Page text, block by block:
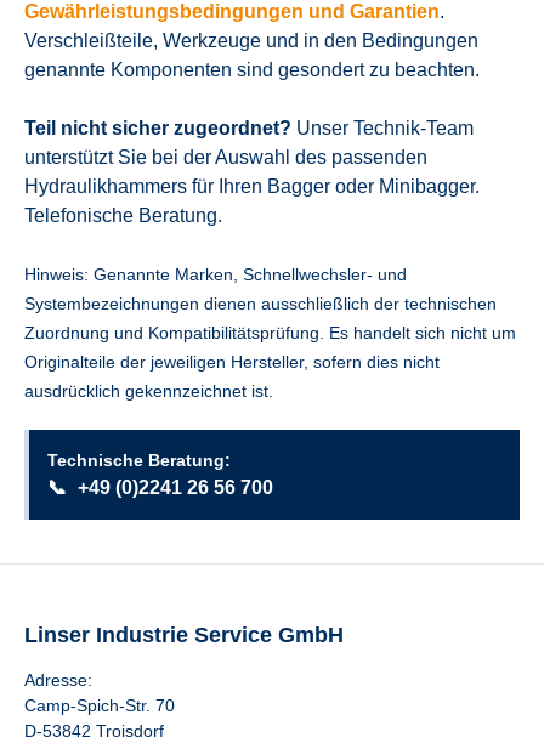
Gewährleistungsbedingungen und Garantien.
Verschleißteile, Werkzeuge und in den Bedingungen
genannte Komponenten sind gesondert zu beachten.
Teil nicht sicher zugeordnet? Unser Technik-Team
unterstützt Sie bei der Auswahl des passenden
Hydraulikhammers für Ihren Bagger oder Minibagger.
Telefonische Beratung.
Hinweis: Genannte Marken, Schnellwechsler- und
Systembezeichnungen dienen ausschließlich der technischen
Zuordnung und Kompatibilitätsprüfung. Es handelt sich nicht um
Originalteile der jeweiligen Hersteller, sofern dies nicht
ausdrücklich gekennzeichnet ist.
Technische Beratung:
📞 +49 (0)2241 26 56 700
Linser Industrie Service GmbH
Adresse:
Camp-Spich-Str. 70
D-53842 Troisdorf